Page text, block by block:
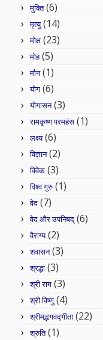
मुक्ति(6)
मृत्यु(14)
मोक्ष (23)
मोह(5)
मौन(1)
योग (6)
योगासन(3)
रामकृष्ण परमहंस (1)
लक्ष्य(6)
विज्ञान(2)
विवेक (3)
विश्व गुरु(1)
वेद (7)
वेद और उपनिषद् (6)
वैराग्य(2)
शवासन(3)
श्रद्धा (3)
श्री राम (3)
श्री विष्णु (4)
श्रीमद्भगवद्गीता (22)
श्रुति(1)